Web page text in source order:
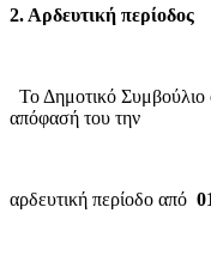
2. Αρδευτική περίοδος
Το Δημοτικό Συμβούλιο
απόφασή του την
αρδευτική περίοδο από